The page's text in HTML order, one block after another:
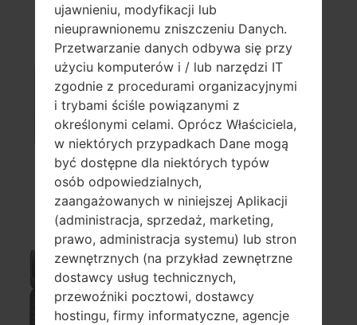
A140GO
A155
A165A
A170
ujawnieniu, modyfikacji lub
nieuprawnionemu zniszczeniu Danych.
Przetwarzanie danych odbywa się przy
użyciu komputerów i / lub narzędzi IT
zgodnie z procedurami organizacyjnymi
i trybami ściśle powiązanymi z
określonymi celami. Oprócz Właściciela,
w niektórych przypadkach Dane mogą
być dostępne dla niektórych typów
osób odpowiedzialnych,
zaangażowanych w niniejszej Aplikacji
(administracja, sprzedaż, marketing,
prawo, administracja systemu) lub stron
zewnętrznych (na przykład zewnętrzne
dostawcy usług technicznych,
przewoźniki pocztowi, dostawcy
hostingu, firmy informatyczne, agencje